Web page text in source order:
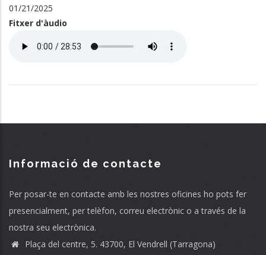
01/21/2025
Fitxer d'àudio
file
Informació de contacte
Per posar-te en contacte amb les nostres oficines ho pots fer
presencialment, per telèfon, correu electrònic o a través de la
nostra seu electrònica.
Plaça del centre, 5. 43700, El Vendrell (Tarragona)